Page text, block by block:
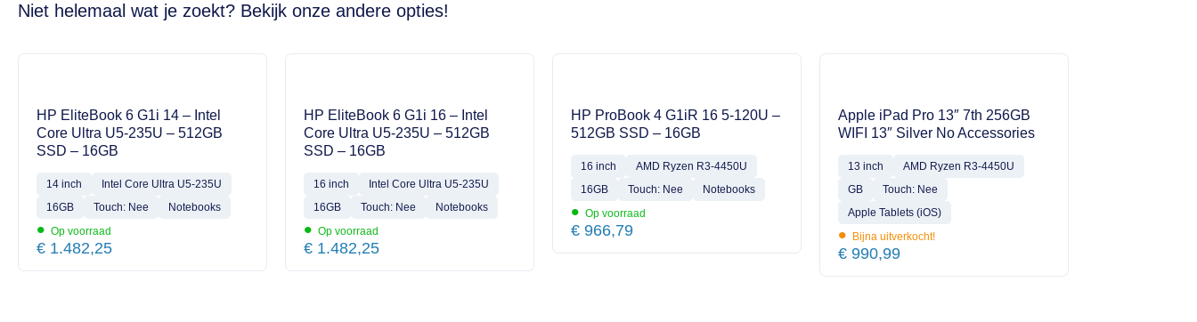
Niet helemaal wat je zoekt? Bekijk onze andere opties!
HP EliteBook 6 G1i 14 – Intel
Core Ultra U5-235U – 512GB
SSD – 16GB
14 inch
Intel Core Ultra U5-235U
16GB
Touch: Nee Notebooks
• Op voorraad
€ 1.482,25
HP EliteBook 6 G1i 16 – Intel
Core Ultra U5-235U – 512GB
SSD – 16GB
16 inch
Intel Core Ultra U5-235U
16GB
Touch: Nee Notebooks
• Op voorraad
€ 1.482,25
HP ProBook 4 G1iR 16 5-120U –
512GB SSD – 16GB
16 inch
AMD Ryzen R3-4450U
16GB
Touch: Nee Notebooks
• Op voorraad
€ 966,79
Apple iPad Pro 13″ 7th 256GB
WIFI 13″ Silver No Accessories
13 inch
AMD Ryzen R3-4450U
GB
Touch: Nee
Apple Tablets (iOS)
• Bijna uitverkocht!
€ 990,99